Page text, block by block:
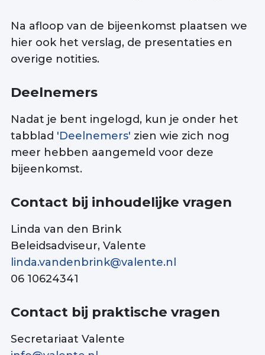
Na afloop van de bijeenkomst plaatsen we
hier ook het verslag, de presentaties en
overige notities.
Deelnemers
Nadat je bent ingelogd, kun je onder het
tabblad 'Deelnemers' zien wie zich nog
meer hebben aangemeld voor deze
bijeenkomst.
Contact bij inhoudelijke vragen
Linda van den Brink
Beleidsadviseur, Valente
linda.vandenbrink@valente.nl
06 10624341
Contact bij praktische vragen
Secretariaat Valente